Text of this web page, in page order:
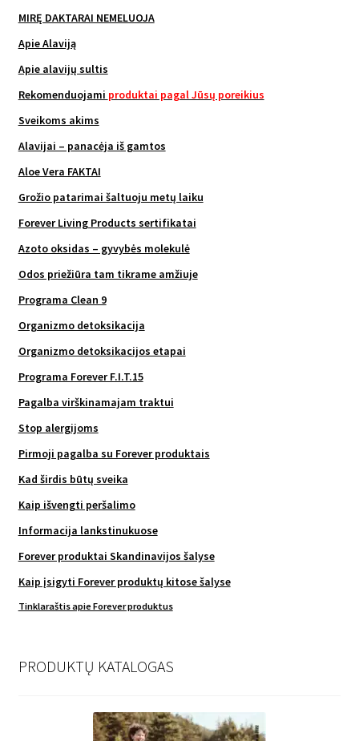
MIRĘ DAKTARAI NEMELUOJA
Apie Alaviją
Apie alavijų sultis
Rekomenduojami produktai pagal Jūsų poreikius
Sveikoms akims
Alavijai – panacėja iš gamtos
Aloe Vera FAKTAI
Grožio patarimai šaltuoju metų laiku
Forever Living Products sertifikatai
Azoto oksidas – gyvybės molekulė
Odos priežiūra tam tikrame amžiuje
Programa Clean 9
Organizmo detoksikacija
Organizmo detoksikacijos etapai
Programa Forever F.I.T.15
Pagalba virškinamajam traktui
Stop alergijoms
Pirmoji pagalba su Forever produktais
Kad širdis būtų sveika
Kaip išvengti peršalimo
Informacija lankstinukuose
Forever produktai Skandinavijos šalyse
Kaip įsigyti Forever produktų kitose šalyse
Tinklaraštis apie Forever produktus
PRODUKTŲ KATALOGAS